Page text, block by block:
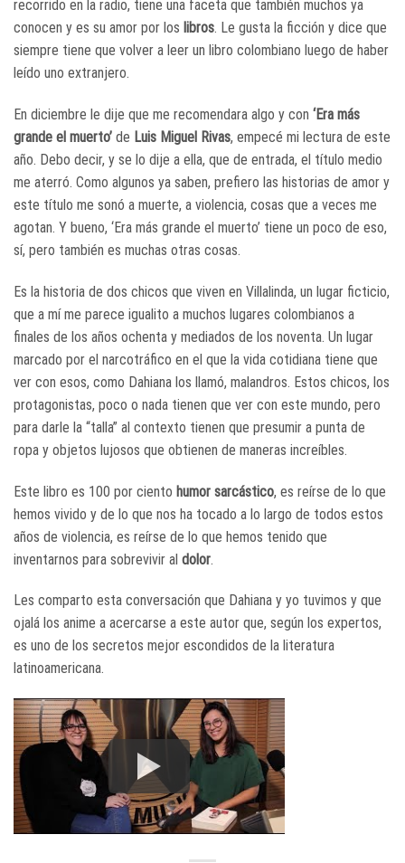
recorrido en la radio, tiene una faceta que también muchos ya
conocen y es su amor por los libros. Le gusta la ficción y dice que
siempre tiene que volver a leer un libro colombiano luego de haber
leído uno extranjero.
En diciembre le dije que me recomendara algo y con ‘Era más
grande el muerto’ de Luis Miguel Rivas, empecé mi lectura de este
año. Debo decir, y se lo dije a ella, que de entrada, el título medio
me aterró. Como algunos ya saben, prefiero las historias de amor y
este título me sonó a muerte, a violencia, cosas que a veces me
agotan. Y bueno, ‘Era más grande el muerto’ tiene un poco de eso,
sí, pero también es muchas otras cosas.
Es la historia de dos chicos que viven en Villalinda, un lugar ficticio,
que a mí me parece igualito a muchos lugares colombianos a
finales de los años ochenta y mediados de los noventa. Un lugar
marcado por el narcotráfico en el que la vida cotidiana tiene que
ver con esos, como Dahiana los llamó, malandros. Estos chicos, los
protagonistas, poco o nada tienen que ver con este mundo, pero
para darle la “talla” al contexto tienen que presumir a punta de
ropa y objetos lujosos que obtienen de maneras increíbles.
Este libro es 100 por ciento humor sarcástico, es reírse de lo que
hemos vivido y de lo que nos ha tocado a lo largo de todos estos
años de violencia, es reírse de lo que hemos tenido que
inventarnos para sobrevivir al dolor.
Les comparto esta conversación que Dahiana y yo tuvimos y que
ojalá los anime a acercarse a este autor que, según los expertos,
es uno de los secretos mejor escondidos de la literatura
latinoamericana.